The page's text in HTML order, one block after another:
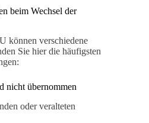
beim Wechsel der
können verschiedene
Sie hier die häufigsten
nicht übernommen
oder veralteten